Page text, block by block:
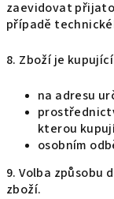
zaevidovat
případě
8. Zboží je
na adresu
kterou
osobním
9. Volba způsobu
zboží.